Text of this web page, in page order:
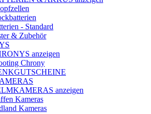
- Standard
& Zubehör
anzeigen
Chrony
anzeigen
Kameras
Kameras